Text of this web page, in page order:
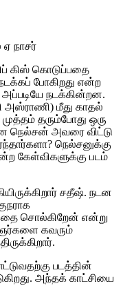
ஏ நாசர்
கிஸ் கொடுப்பதை
போகிறது என்ற
நடக்கின்றன.
அஸ்ராணி) மீது காதல்
முத்தம் தரும்போது ஒரு
நெல்சன் அவரை விட்டு
நெல்சனுக்கு
கேள்விகளுக்கு படம்
சதீஷ். நடன
கதை சொல்கிறேன் என்று
கவரும்
படத்தின்
அந்தக் காட்சியை